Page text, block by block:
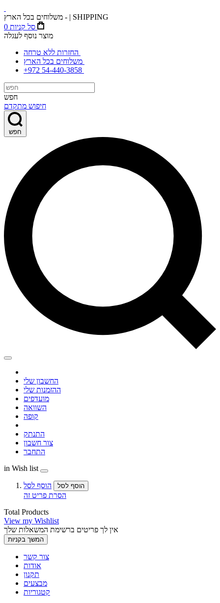
משלוחים בכל הארץ - | SHIPPING
0 סל קניות
מוצר נוסף לעגלה
+972 54-440-3858
חפש
חיפוש מתקדם
חפש
החשבון שלי
ההזמנות שלי
מועדפים
השוואה
קופה
התנתק
צור חשבון
התחבר
in Wish list
הוסף לסל הוסף לסל
הסרת פריט זה
Total Products
View my Wishlist
אין לך פריטים ברשימת המשאלות שלך
המשך בקניות
צור קשר
אודות
תקנון
מבצעים
קטגוריות